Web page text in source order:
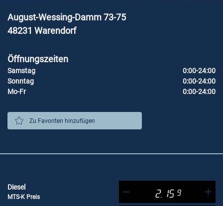
August-Wessing-Damm 73-75
48231 Warendorf
Öffnungszeiten
Samstag
0:00-24:00
Sonntag
0:00-24:00
Mo-Fr
0:00-24:00
Zu Favoriten hinzufügen
Diesel
MTS-K Preis 2.15 9